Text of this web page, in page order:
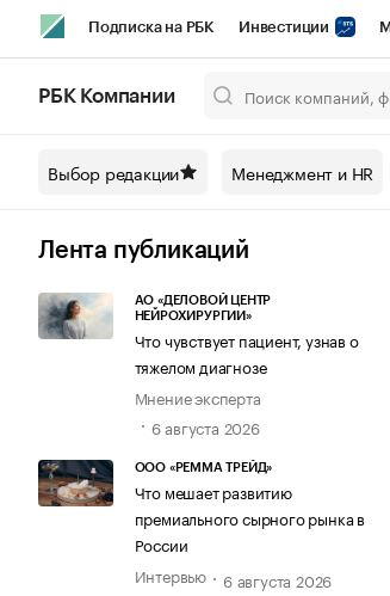
Подписка на РБК Инвестиции
Спецпроекты СПб Конференции СПб
Технологии и медиа
РБК Компании
Выбор редакции Менеджмент и HR
Лента публикаций
АО «ДЕЛОВОЙ ЦЕНТР
НЕЙРОХИРУРГИИ»
Что чувствует пациент, узнав о
тяжелом диагнозе
Мнение эксперта
6 августа 2026
ООО «РЕММА ТРЕЙД»
Что мешает развитию
премиального сырного рынка в
России
Интервью
6 августа 2026